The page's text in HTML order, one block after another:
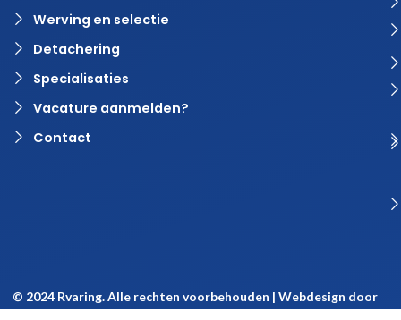
Werving en selectie
Detachering
Specialisaties
Vacature aanmelden?
Contact
© 2024 Rvaring. Alle rechten voorbehouden | Webdesign door
BlinqzMedia